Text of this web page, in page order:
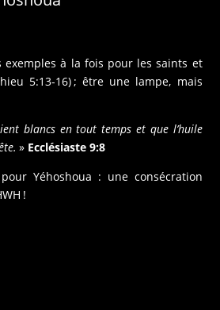
exemples à la fois pour les saints et
5:13-16) ; être une lampe, mais
blancs en tout temps et que l’huile
» Ecclésiaste 9:8
Yéhoshoua : une consécration
!